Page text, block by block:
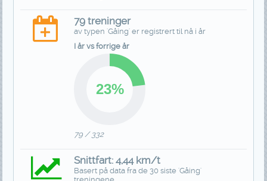
79 treninger
av typen 'Gåing' er registrert til nå i år
I år vs forrige år
79 / 332
Snittfart: 4,44 km/t
Basert på data fra de 30 siste 'Gåing'